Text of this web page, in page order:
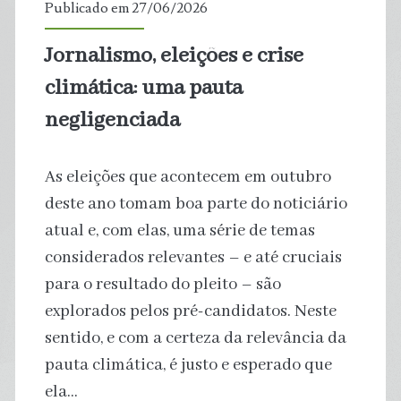
para
Publicado em 27/06/2026
Jornalismo, eleições e crise
climática: uma pauta
negligenciada
As eleições que acontecem em outubro
deste ano tomam boa parte do noticiário
atual e, com elas, uma série de temas
considerados relevantes – e até cruciais
para o resultado do pleito – são
explorados pelos pré-candidatos. Neste
sentido, e com a certeza da relevância da
pauta climática, é justo e esperado que
ela…